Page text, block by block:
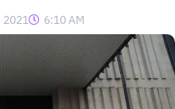
2021 6:10 AM